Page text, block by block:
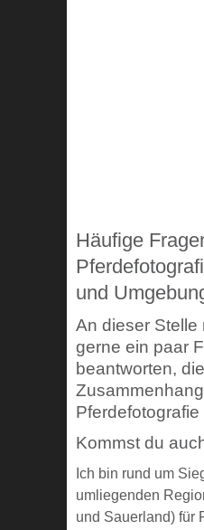
Häufige
und
An dieser Stelle
gerne ein paar
beantworten,
Kommst du
Ich bin rund um
umliegenden
und Sauerland) für